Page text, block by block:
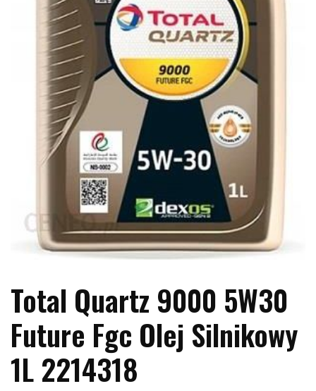
Total Quartz 9000 5W30
Future Fgc Olej Silnikowy
1L 2214318